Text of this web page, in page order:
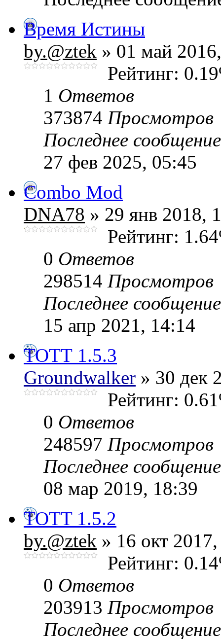
Время Истины
by.@ztek » 01 май
Рейтинг:
1 Ответов
373874 Просмотров
Последнее
27 фев 2025, 05:45
Combo Mod
DNA78 » 29 янв 2018,
Рейтинг:
0 Ответов
298514 Просмотров
Последнее
15 апр 2021, 14:14
ТОТТ 1.5.3
Groundwalker » 30 дек
Рейтинг:
0 Ответов
248597 Просмотров
Последнее
08 мар 2019, 18:39
TOTT 1.5.2
by.@ztek » 16 окт
Рейтинг:
0 Ответов
203913 Просмотров
Последнее